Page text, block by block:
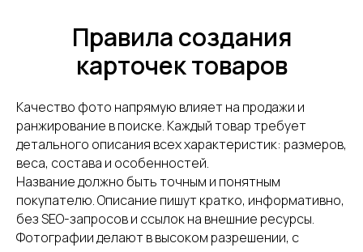
Правила создания
карточек товаров
Качество фото напрямую влияет на продажи и
ранжирование в поиске. Каждый товар требует
детального описания всех характеристик: размеров,
веса, состава и особенностей.
Название должно быть точным и понятным
покупателю. Описание пишут кратко, информативно,
без SEO-запросов и ссылок на внешние ресурсы.
Фотографии делают в высоком разрешении, с